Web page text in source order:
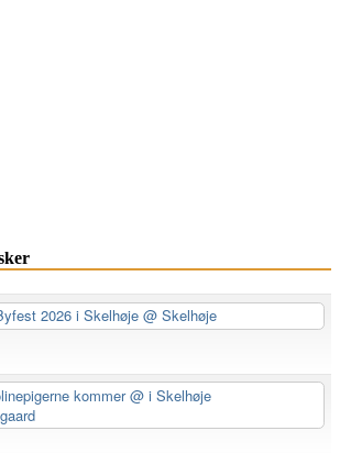
2026 i Skelhøje@ Skelhøje
kommer@ i Skelhøje